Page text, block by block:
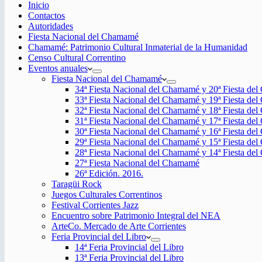
Inicio
Contactos
Autoridades
Fiesta Nacional del Chamamé
Chamamé: Patrimonio Cultural Inmaterial de la Humanidad
Censo Cultural Correntino
Eventos anuales
Fiesta Nacional del Chamamé
34ª Fiesta Nacional del Chamamé y 20ª Fiesta
33ª Fiesta Nacional del Chamamé y 19ª Fiesta
32ª Fiesta Nacional del Chamamé y 18ª Fiesta
31ª Fiesta Nacional del Chamamé y 17ª Fiesta
30ª Fiesta Nacional del Chamamé y 16ª Fiesta
29ª Fiesta Nacional del Chamamé y 15ª Fiesta
28ª Fiesta Nacional del Chamamé y 14ª Fiesta
27ª Fiesta Nacional del Chamamé
26ª Edición. 2016.
Taragüi Rock
Juegos Culturales Correntinos
Festival Corrientes Jazz
Encuentro sobre Patrimonio Integral del NEA
ArteCo. Mercado de Arte Corrientes
Feria Provincial del Libro
14ª Feria Provincial del Libro
13ª Feria Provincial del Libro